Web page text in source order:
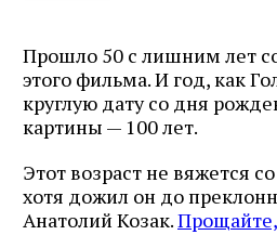
Прошло 50 с лишним лет
этого фильма. И год, как
круглую дату со дня
картины — 100 лет.
Этот возраст не вяжется
хотя дожил он до
Анатолий Козак.